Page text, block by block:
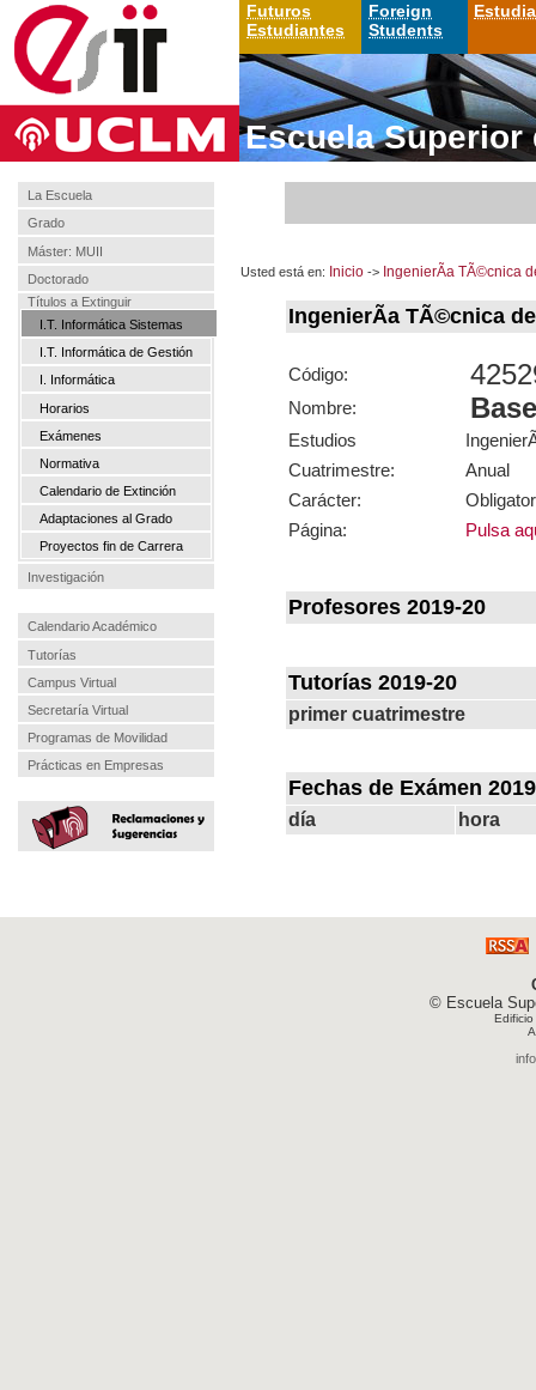
Futuros
Estudiantes
Foreign
Students
Escuela Superior
La Escuela
Grado
Máster: MUII
Doctorado
Títulos a Extinguir
I.T. Informática Sistemas
I.T. Informática de Gestión
I. Informática
Horarios
Exámenes
Normativa
Calendario de Extinción
Adaptaciones al Grado
Proyectos fin de Carrera
Investigación
Calendario Académico
Tutorías
Campus Virtual
Secretaría Virtual
Programas de Movilidad
Prácticas en Empresas
Usted está en: Inicio -> IngenierÃ­a TÃ©cnica
IngenierÃ­a TÃ©cnica
Código:
Nombre:
Estudios
Cuatrimestre:
Anual
Carácter:
Página:
Pulsa
Profesores 2019-20
Tutorías 2019-20
primer cuatrimestre
Fechas de Exámen
día hora
© Escuela